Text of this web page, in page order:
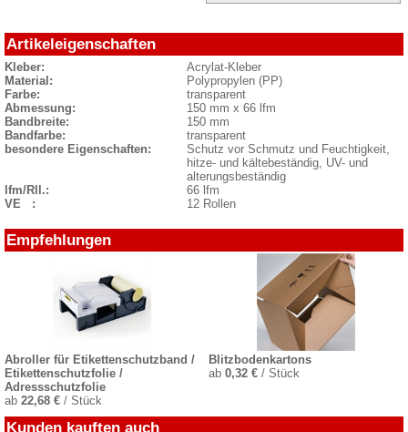
Artikeleigenschaften
Kleber:
Acrylat-Kleber
Material:
Polypropylen (PP)
Farbe:
transparent
Abmessung:
150 mm x 66 lfm
Bandbreite:
150 mm
Bandfarbe:
transparent
besondere Eigenschaften:
Schutz vor Schmutz und Feuchtigkeit,
hitze- und kältebeständig, UV- und
alterungsbeständig
lfm/Rll.:
66 lfm
VE :
12 Rollen
Empfehlungen
Abroller für Etikettenschutzband /
Etikettenschutzfolie /
Adressschutzfolie
ab 22,68 € / Stück
Blitzbodenkartons
ab 0,32 € / Stück
Kunden kauften auch